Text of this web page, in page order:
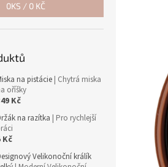
0KS / 0 KČ
na pistácie | Chytrá miska
oříšky
Kč
na razítka | Pro rychlejší
Kč
Velikonoční králík